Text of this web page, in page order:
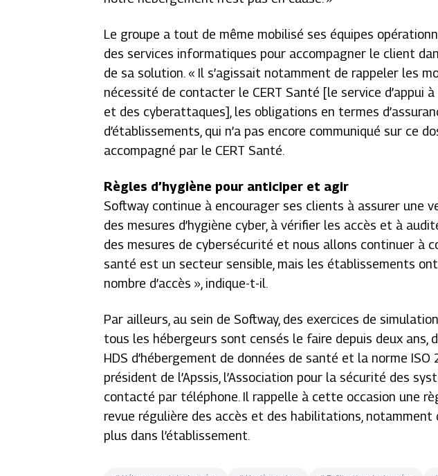
Le groupe a tout de même mobilisé ses équipes
des services informatiques pour accompagner le client
de sa solution. « Il s’agissait notamment de rappeler les
nécessité de contacter le CERT Santé [le service d’appui
et des cyberattaques], les obligations en termes
d’établissements, qui n’a pas encore communiqué sur ce
accompagné par le CERT Santé.
Règles d’hygiène pour anticiper et agir
Softway continue à encourager ses clients à assurer une
des mesures d’hygiène cyber, à vérifier les accès et à
des mesures de cybersécurité et nous allons continuer à
santé est un secteur sensible, mais les établissements
nombre d’accès » , indique-t-il.
Par ailleurs, au sein de Softway, des exercices de
tous les hébergeurs sont censés le faire depuis deux ans,
HDS d’hébergement de données de santé et la norme ISO
président de l’Apssis, l’Association pour la sécurité des
contacté par téléphone. Il rappelle à cette occasion une
revue régulière des accès et des habilitations, notamment
plus dans l’établissement.